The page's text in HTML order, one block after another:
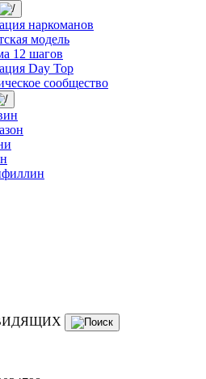
наркоманов
модель
12 шагов
Day Top
сообщество